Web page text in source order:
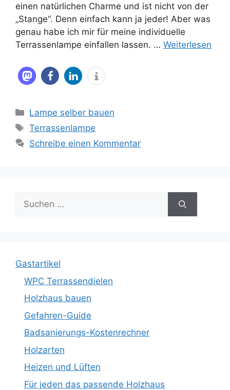
einen natürlichen Charme und ist nicht von der
„Stange“. Denn einfach kann ja jeder! Aber was
genau habe ich mir für meine individuelle
Terrassenlampe einfallen lassen. … Weiterlesen
Kategorien
Lampe selber bauen
Schlagwörter
Terrassenlampe
Schreibe einen Kommentar
Suche
nach:
Gastartikel
WPC Terrassendielen
Holzhaus bauen
Gefahren-Guide
Badsanierungs-Kostenrechner
Holzarten
Heizen und Lüften
Für jeden das passende Holzhaus